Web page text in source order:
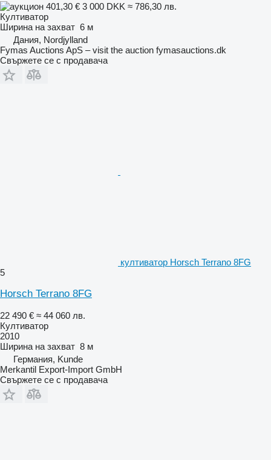
401,30 € 3 000 DKK ≈ 786,30 лв.
Култиватор
Ширина на захват 6 м
Дания, Nordjylland
Fymas Auctions ApS – visit the auction fymasauctions.dk
Свържете се с продавача
култиватор Horsch Terrano 8FG
5
Horsch Terrano 8FG
22 490 € ≈ 44 060 лв.
Култиватор
2010
Ширина на захват 8 м
Германия, Kunde
Merkantil Export-Import GmbH
Свържете се с продавача